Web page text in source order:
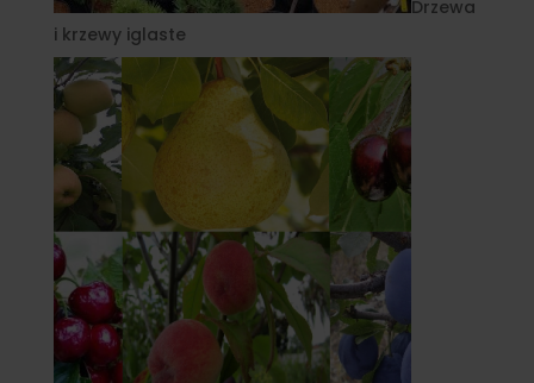
Drzewa
i krzewy iglaste